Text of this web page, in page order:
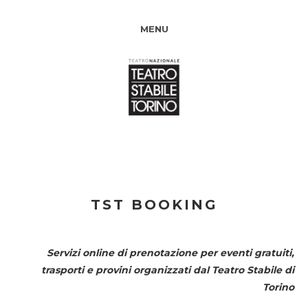
MENU
TST BOOKING
Servizi online di prenotazione per eventi gratuiti,
trasporti e provini organizzati dal Teatro Stabile di
Torino